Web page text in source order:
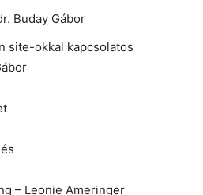
Buday Gábor
site-okkal kapcsolatos
– Leonie Ameringer